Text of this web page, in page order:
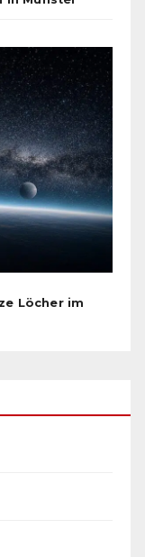
Löcher im